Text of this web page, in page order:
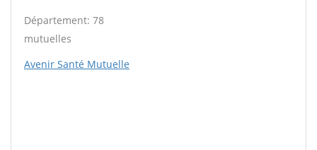
Département: 78
mutuelles
Avenir Santé Mutuelle